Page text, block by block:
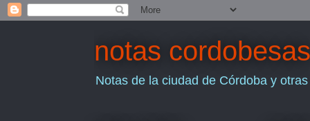
notas cordobesas
Notas de la ciudad de Córdoba y